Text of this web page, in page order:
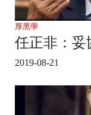
厚黑學
任正非：妥
2019-08-21